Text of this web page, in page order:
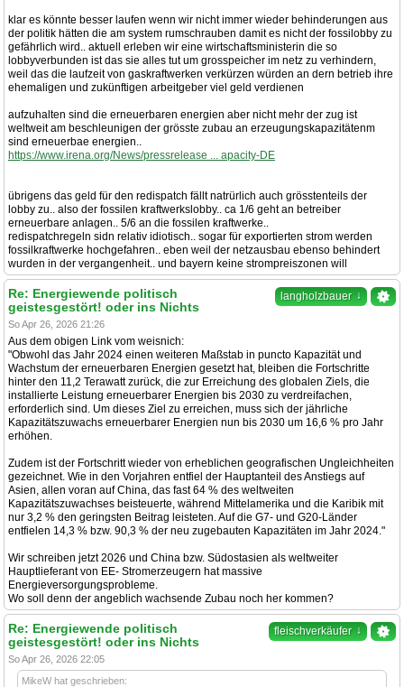
klar es könnte besser laufen wenn wir nicht immer wieder behinderungen aus
der politik hätten die am system rumschrauben damit es nicht der fossilobby zu
gefährlich wird.. aktuell erleben wir eine wirtschaftsministerin die so
lobbyverbunden ist das sie alles tut um grosspeicher im netz zu verhindern,
weil das die laufzeit von gaskraftwerken verkürzen würden an dern betrieb ihre
ehemaligen und zukünftigen arbeitgeber viel geld verdienen
aufzuhalten sind die erneuerbaren energien aber nicht mehr der zug ist
weltweit am beschleunigen der grösste zubau an erzeugungskapazitätenm
sind erneuerbae energien..
https://www.irena.org/News/pressrelease ... apacity-DE
übrigens das geld für den redispatch fällt natrürlich auch grösstenteils der
lobby zu.. also der fossilen kraftwerkslobby.. ca 1/6 geht an betreiber
erneuerbare anlagen.. 5/6 an die fossilen kraftwerke..
redispatchregeln sidn relativ idiotisch.. sogar für exportierten strom werden
fossilkraftwerke hochgefahren.. eben weil der netzausbau ebenso behindert
wurden in der vergangenheit.. und bayern keine strompreiszonen will
langholzbauer ↓
Re: Energiewende politisch
geistesgestört! oder ins Nichts
So Apr 26, 2026 21:26
Aus dem obigen Link vom weisnich:
"Obwohl das Jahr 2024 einen weiteren Maßstab in puncto Kapazität und
Wachstum der erneuerbaren Energien gesetzt hat, bleiben die Fortschritte
hinter den 11,2 Terawatt zurück, die zur Erreichung des globalen Ziels, die
installierte Leistung erneuerbarer Energien bis 2030 zu verdreifachen,
erforderlich sind. Um dieses Ziel zu erreichen, muss sich der jährliche
Kapazitätszuwachs erneuerbarer Energien nun bis 2030 um 16,6 % pro Jahr
erhöhen.
Zudem ist der Fortschritt wieder von erheblichen geografischen Ungleichheiten
gezeichnet. Wie in den Vorjahren entfiel der Hauptanteil des Anstiegs auf
Asien, allen voran auf China, das fast 64 % des weltweiten
Kapazitätszuwachses beisteuerte, während Mittelamerika und die Karibik mit
nur 3,2 % den geringsten Beitrag leisteten. Auf die G7- und G20-Länder
entfielen 14,3 % bzw. 90,3 % der neu zugebauten Kapazitäten im Jahr 2024."
Wir schreiben jetzt 2026 und China bzw. Südostasien als weltweiter
Hauptlieferant von EE- Stromerzeugern hat massive
Energieversorgungsprobleme.
Wo soll denn der angeblich wachsende Zubau noch her kommen?
fleischverkäufer ↓
Re: Energiewende politisch
geistesgestört! oder ins Nichts
So Apr 26, 2026 22:05
MikeW hat geschrieben: